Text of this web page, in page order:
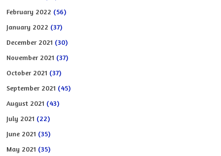
February 2022 (56)
January 2022 (37)
December 2021 (30)
November 2021 (37)
October 2021 (37)
September 2021 (45)
August 2021 (43)
July 2021 (22)
June 2021 (35)
May 2021 (35)